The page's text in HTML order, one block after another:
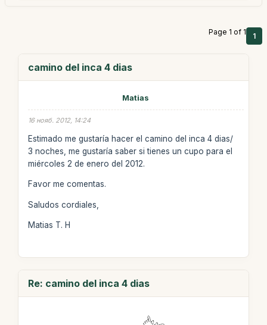
Page 1 of 1 1
camino del inca 4 dias
Matias
16 нояб. 2012, 14:24
Estimado me gustaría hacer el camino del inca 4 dias/
3 noches, me gustaría saber si tienes un cupo para el
miércoles 2 de enero del 2012.
Favor me comentas.
Saludos cordiales,
Matias T. H
Re: camino del inca 4 dias